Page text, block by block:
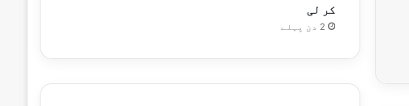
کر لی
2 دن پہلے